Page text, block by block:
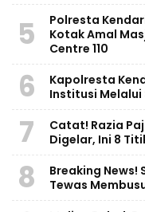
5
Polresta
Kotak Amal
Centre 110
6
Kapolresta
Institusi
7
Catat! Razia
Digelar, Ini 8
8
Breaking News!
Tewas